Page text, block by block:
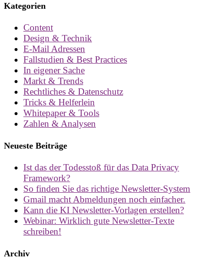
Kategorien
Content
Design & Technik
E-Mail Adressen
Fallstudien & Best Practices
In eigener Sache
Markt & Trends
Rechtliches & Datenschutz
Tricks & Helferlein
Whitepaper & Tools
Zahlen & Analysen
Neueste Beiträge
Ist das der Todesstoß für das Data Privacy
Framework?
So finden Sie das richtige Newsletter-System
Gmail macht Abmeldungen noch einfacher.
Kann die KI Newsletter-Vorlagen erstellen?
Webinar: Wirklich gute Newsletter-Texte
schreiben!
Archiv